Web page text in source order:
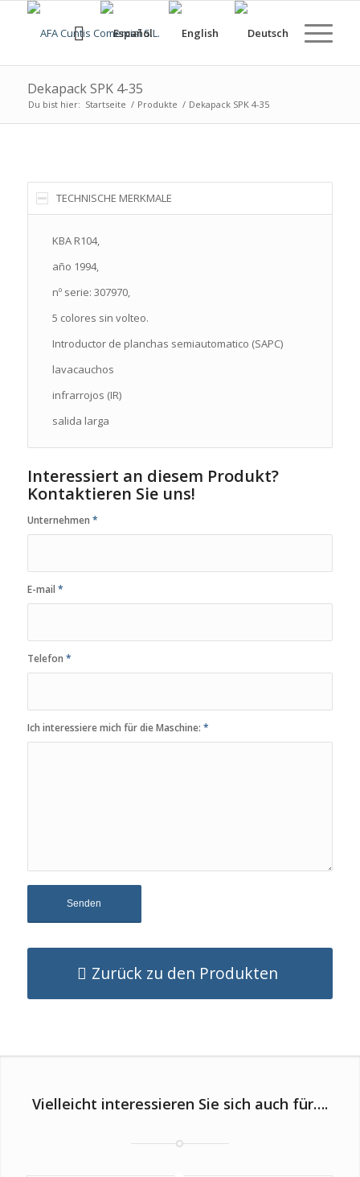
Dekapack SPK 4-35
Du bist hier: Startseite / Produkte / Dekapack SPK 4-35
TECHNISCHE MERKMALE
KBA R104,
año 1994,
nº serie: 307970,
5 colores sin volteo.
Introductor de planchas semiautomatico (SAPC)
lavacauchos
infrarrojos (IR)
salida larga
Interessiert an diesem Produkt?
Kontaktieren Sie uns!
Unternehmen *
E-mail *
Telefon *
Ich interessiere mich für die Maschine: *
Zurück zu den Produkten
Vielleicht interessieren Sie sich auch für….